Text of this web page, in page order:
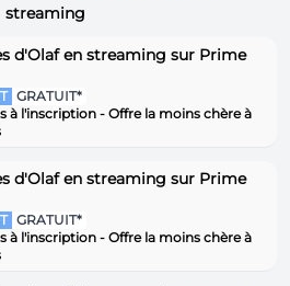
streaming
d'Olaf en streaming sur Prime
GRATUIT*
à l'inscription - Offre la moins chère à
d'Olaf en streaming sur Prime
GRATUIT*
à l'inscription - Offre la moins chère à